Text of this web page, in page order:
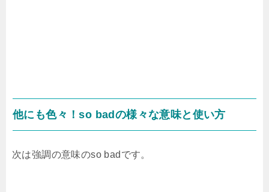
他にも色々！so badの様々な意味と使い方
次は強調の意味のso bad です。